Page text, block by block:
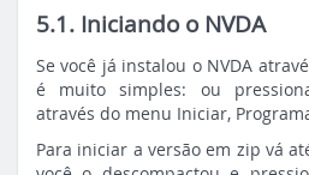
5.1. Iniciando o NVDA
Se você já instalou o NVDA
é muito simples: ou
através do menu Iniciar,
Para iniciar a versão em zip vá